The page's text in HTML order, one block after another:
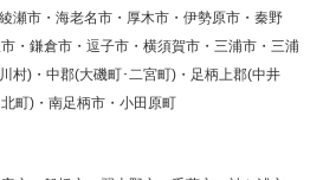
瀬市・海老名市・厚木市・伊勢原市・秦野
・鎌倉市・逗子市・横須賀市・三浦市・三浦
村)・中郡(大磯町･二宮町)・足柄上郡(中井
町)・南足柄市・小田原町